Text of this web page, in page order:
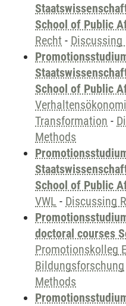
School of Public
Recht - Discussing
School of Public
Transformation -
Methods
School of Public
VWL - Discussing
doctoral courses
Promotionskolleg
Bildungsforschung
Methods